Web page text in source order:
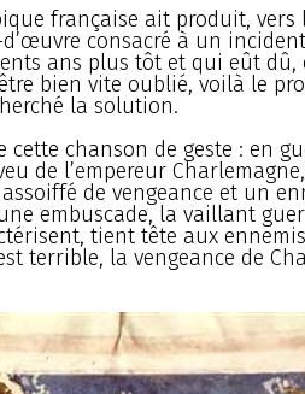
française ait produit, vers
consacré à un
ans plus tôt et qui eût dû,
bien vite oublié, voilà le
la solution.
cette chanson de geste : en
de l’empereur
de vengeance et un
embuscade, la vaillant
tient tête aux
terrible, la vengeance de